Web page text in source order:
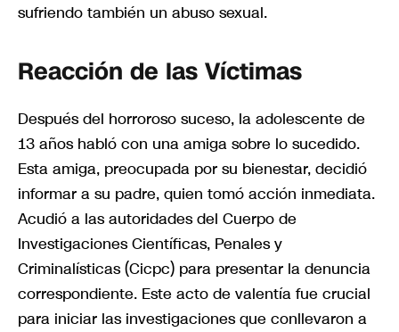
sufriendo también un abuso sexual.
Reacción de las Víctimas
Después del horroroso suceso, la adolescente de
13 años habló con una amiga sobre lo sucedido.
Esta amiga, preocupada por su bienestar, decidió
informar a su padre, quien tomó acción inmediata.
Acudió a las autoridades del Cuerpo de
Investigaciones Científicas, Penales y
Criminalísticas (Cicpc) para presentar la denuncia
correspondiente. Este acto de valentía fue crucial
para iniciar las investigaciones que conllevaron a